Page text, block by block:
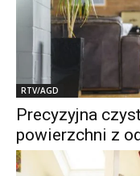
RTV/AGD
Precyzyjna
powierzchni z